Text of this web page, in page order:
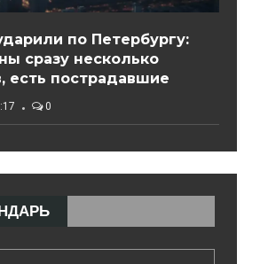
по Петербургу:
сразу несколько
есть пострадавшие
0